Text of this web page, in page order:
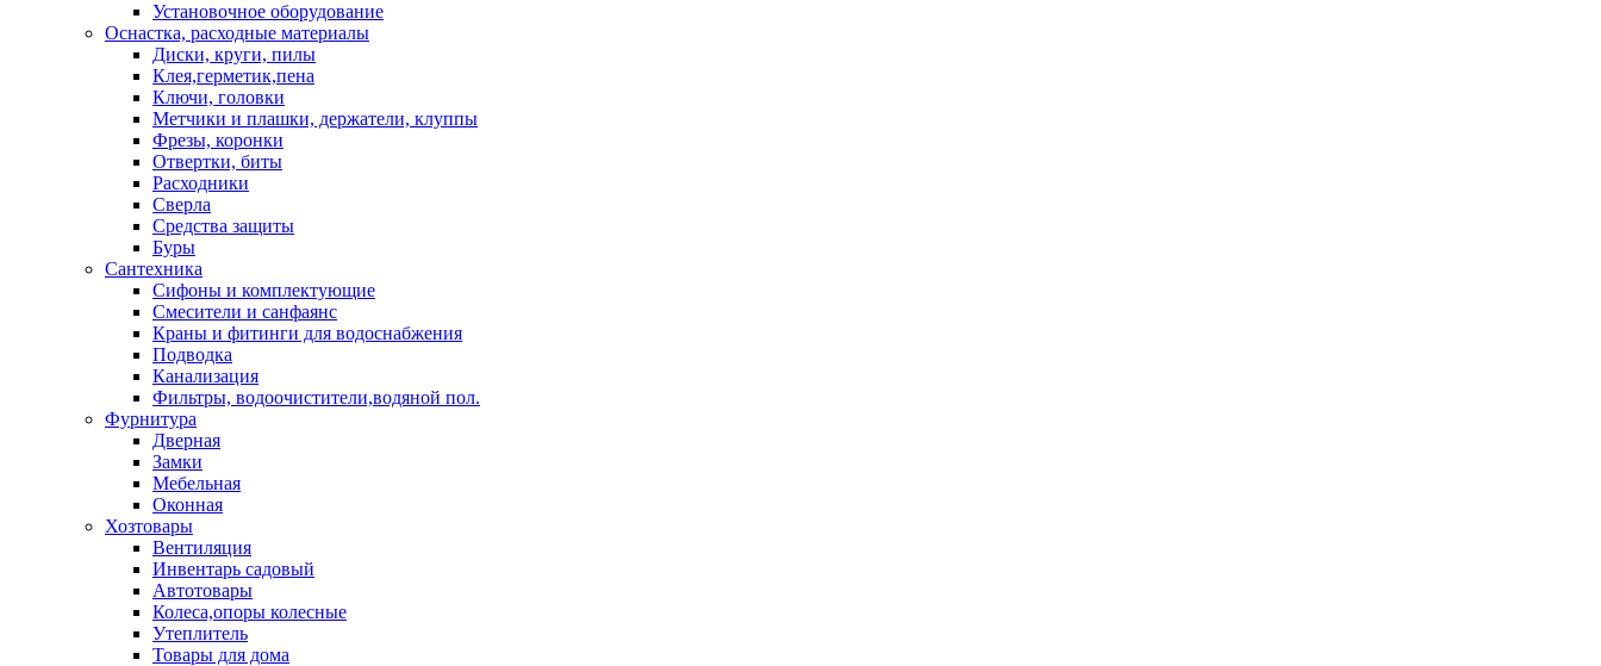
Установочное оборудование
Оснастка, расходные материалы
Диски, круги, пилы
Клея,герметик,пена
Ключи, головки
Метчики и плашки, держатели, клуппы
Фрезы, коронки
Отвертки, биты
Расходники
Сверла
Средства защиты
Буры
Сантехника
Сифоны и комплектующие
Смесители и санфаянс
Краны и фитинги для водоснабжения
Подводка
Канализация
Фильтры, водоочистители,водяной пол.
Фурнитура
Дверная
Замки
Мебельная
Оконная
Хозтовары
Вентиляция
Инвентарь садовый
Автотовары
Колеса,опоры колесные
Утеплитель
Товары для дома